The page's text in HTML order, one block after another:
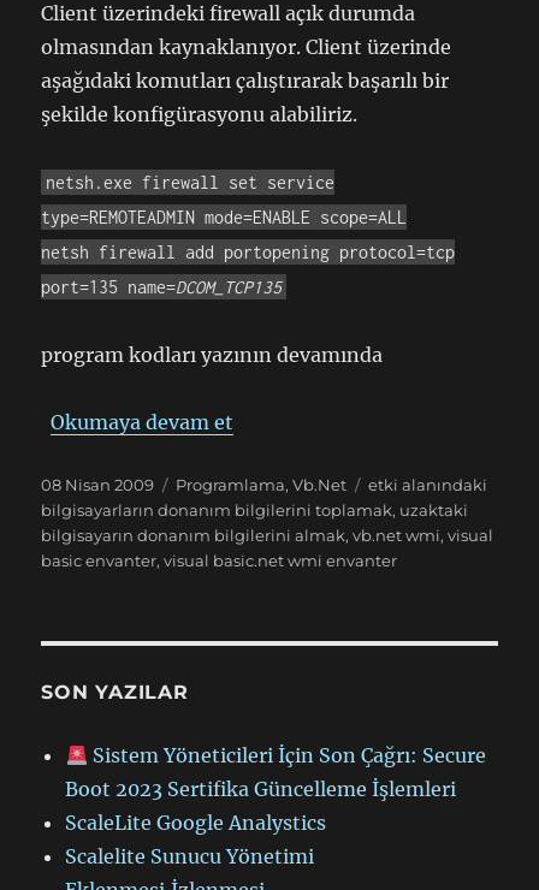
Client üzerindeki firewall açık durumda
olmasından kaynaklanıyor. Client üzerinde
aşağıdaki komutları çalıştırarak başarılı bir
şekilde konfigürasyonu alabiliriz.
netsh.exe firewall set service
type=REMOTEADMIN mode=ENABLE scope=ALL
netsh firewall add portopening protocol=tcp
port=135 name=DCOM_TCP135
program kodları yazının devamında
Okumaya devam et
Yayın
tarihi
08 Nisan 2009 Kategoriler
Programlama,Vb.Net Etiketler
etki alanındaki
bilgisayarların donanım bilgilerini toplamak, uzaktaki
bilgisayarın donanım bilgilerini almak,vb.net wmi,visual
basic envanter,visual basic.net wmi envanter
SON YAZILAR
Sistem Yöneticileri İçin Son Çağrı: Secure
Boot 2023 Sertifika Güncelleme İşlemleri
ScaleLite Google Analystics
Scalelite Sunucu Yönetimi